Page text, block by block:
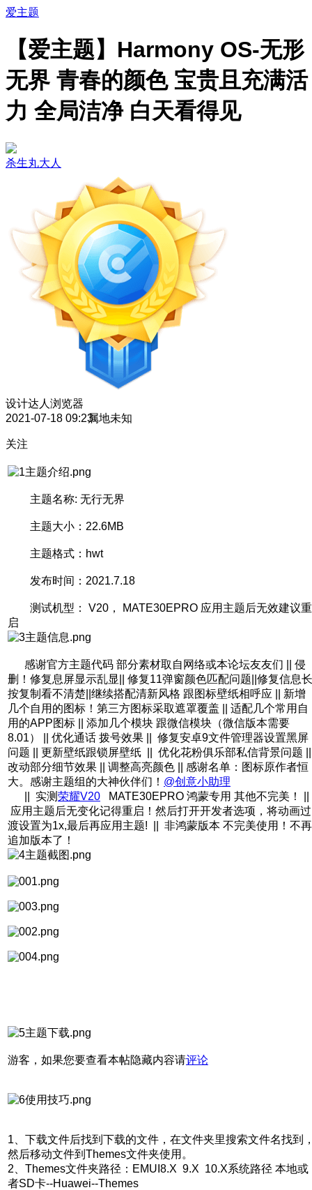
爱主题
【爱主题】Harmony OS-无形
无界 青春的颜色 宝贵且充满活
力 全局洁净 白天看得见
杀生丸大人
设计达人 浏览器
2021-07-18 09:23属地未知
关注
主题名称: 无行无界
主题大小：22.6MB
主题格式：hwt
发布时间：2021.7.18
测试机型： V20， MATE30EPRO 应用主题后无效建议重
启
感谢官方主题代码 部分素材取自网络或本论坛友友们 || 侵
删！修复息屏显示乱显|| 修复11弹窗颜色匹配问题||修复信息长
按复制看不清楚||继续搭配清新风格 跟图标壁纸相呼应 || 新增
几个自用的图标！第三方图标采取遮罩覆盖 || 适配几个常用自
用的APP图标 || 添加几个模块 跟微信模块（微信版本需要
8.01） || 优化通话 拨号效果 || 修复安卓9文件管理器设置黑屏
问题 || 更新壁纸跟锁屏壁纸 || 优化花粉俱乐部私信背景问题 ||
改动部分细节效果 || 调整高亮颜色 || 感谢名单：图标原作者恒
大。感谢主题组的大神伙伴们！ @创意小助理
|| 实测荣耀V20 MATE30EPRO 鸿蒙专用 其他不完美！ ||
应用主题后无变化记得重启！然后打开开发者选项，将动画过
渡设置为1x,最后再应用主题! || 非鸿蒙版本 不完美使用！不再
追加版本了！
游客，如果您要查看本帖隐藏内容请评论
1、下载文件后找到下载的文件，在文件夹里搜索文件名找到
然后移动文件到Themes文件夹使用。
2、Themes文件夹路径：EMUI8.X 9.X 10.X系统路径 本地或
者SD卡--Huawei--Themes